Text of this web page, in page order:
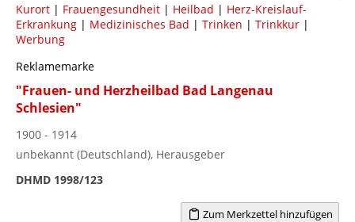
Kurort | Frauengesundheit | Heilbad | Herz-Kreislauf-
Erkrankung | Medizinisches Bad | Trinken | Trinkkur |
Werbung
Reklamemarke
"Frauen- und Herzheilbad Bad Langenau
Schlesien"
1900 - 1914
unbekannt (Deutschland), Herausgeber
DHMD 1998/123
Zum Merkzettel hinzufügen